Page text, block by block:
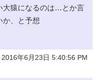
大猿になるのは…とか言
か、と予想
年6月23日 5:40:56 PM